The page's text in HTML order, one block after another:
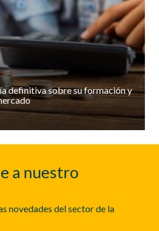
definitiva sobre su formación y
a nuestro
novedades del sector de la